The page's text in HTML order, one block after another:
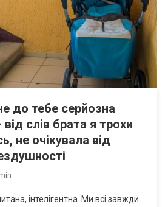
до тебе серйозна
від слів брата я трохи
не очікувала від
інтелігентна. Ми всі завжди